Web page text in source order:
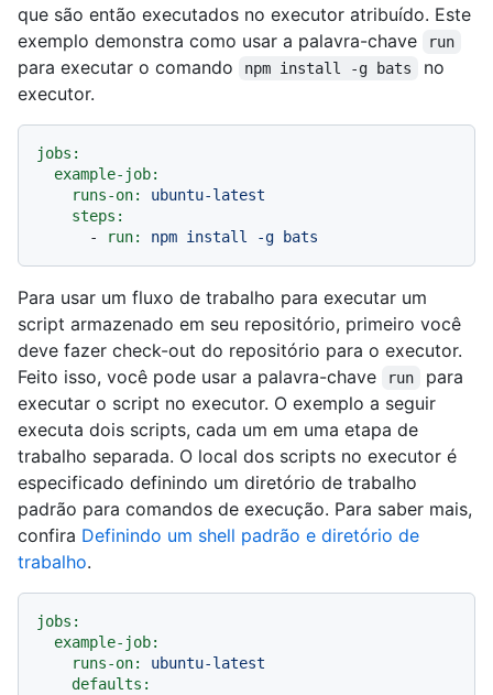
que são então executados no executor atribuído. Este
exemplo demonstra como usar a palavra-chave
run
para executar o comando npm install -g bats
no
executor.
jobs:
example-job:
runs-on:
ubuntu-latest
steps:
-
run: npm install -g bats
Para usar um fluxo de trabalho para executar um
script armazenado em seu repositório, primeiro você
deve fazer check-out do repositório para o executor.
Feito isso, você pode usar a palavra-chave
run
para
executar o script no executor. O exemplo a seguir
executa dois scripts, cada um em uma etapa de
trabalho separada. O local dos scripts no executor é
especificado definindo um diretório de trabalho
padrão para comandos de execução. Para saber mais,
confira Definindo um shell padrão e diretório de
trabalho.
jobs:
example-job:
runs-on:
ubuntu-latest
defaults: